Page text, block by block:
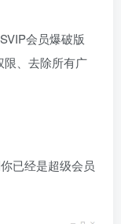
会员爆破版
限、去除所有广
已经是超级会员